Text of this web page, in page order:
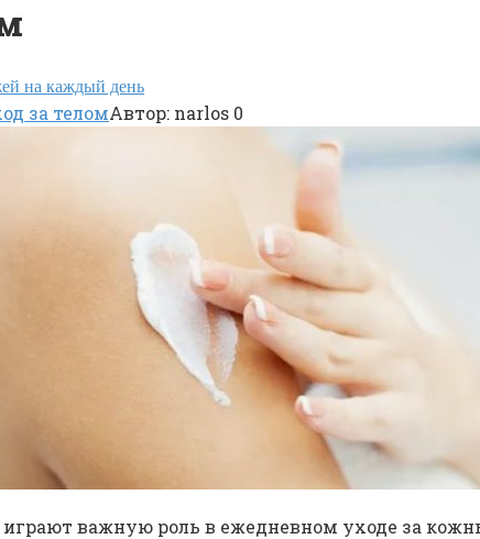
на каждый день
за теломАвтор: narlos 0
играют важную роль в ежедневном уходе за